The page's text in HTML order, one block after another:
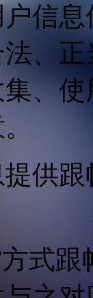
户信
、
、
提供
方式